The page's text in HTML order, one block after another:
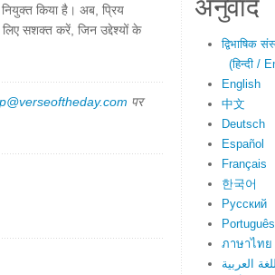
किया है। अब, प्रिय
सशक्त करें, जिन उद्देश्यों के
पर
द्विभाषिक
(हिन्दी /
English
中文
Deutsch
Español
Français
한국어
Русский
Português
ภาษาไทย
العربية